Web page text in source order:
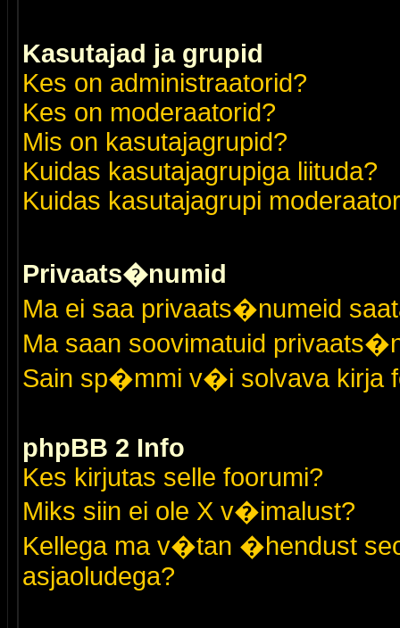
Kasutajad ja grupid
Kes on administraatorid?
Kes on moderaatorid?
Mis on kasutajagrupid?
Kuidas kasutajagrupiga liituda?
Kuidas kasutajagrupi
Privaats�numid
Ma ei saa privaats�numeid
Ma saan soovimatuid
Sain sp�mmi v�i solvava kirja
phpBB 2 Info
Kes kirjutas selle foorumi?
Miks siin ei ole X v�imalust?
Kellega ma v�tan �hendust
asjaoludega?